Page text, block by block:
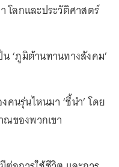
โลกและประวัติศาสตร์
‘ภูมิต้านทานทางสังคม’
นรุ่นไหนมา ‘ชี้นำ’ โดย
ของพวกเขา